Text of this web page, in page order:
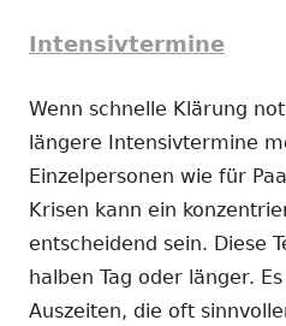
Intensivtermine
Wenn schnelle Klärung
längere Intensivtermine
Einzelpersonen wie für
Krisen kann ein
entscheidend sein. Diese
halben Tag oder länger.
Auszeiten, die oft